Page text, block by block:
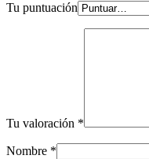
Tu puntuación
Tu valoración *
Nombre *